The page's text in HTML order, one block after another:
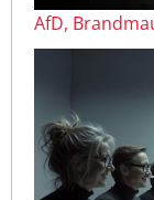
AfD,